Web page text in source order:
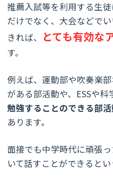
推薦入試等を利用する生
だけでなく、大会などで
きれば、
とても有効な
す。
例えば、運動部や吹奏楽
がある部活動や、ESSや科
勉強することのできる部
あります。
面接でも中学時代に頑張
いて話すことができるとい